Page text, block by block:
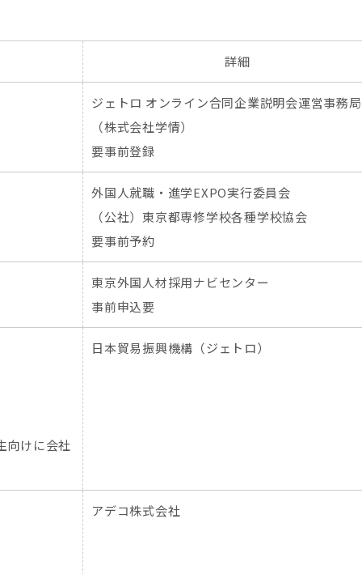
詳細
ジェトロ オンライン合同企業説明会運営事務局
（株式会社学情）
要事前登録
外国人就職・進学EXPO実行委員会
（公社）東京都専修学校各種学校協会
要事前予約
東京外国人材採用ナビセンター
事前申込要
向けに会社
日本貿易振興機構（ジェトロ）
アデコ株式会社